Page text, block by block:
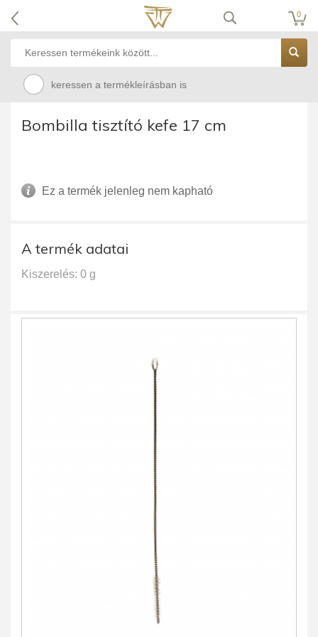
0
keressen a termékleírásban is
Bombilla tisztító kefe 17 cm
Ez a termék jelenleg nem kapható
A termék adatai
Kiszerelés: 0 g